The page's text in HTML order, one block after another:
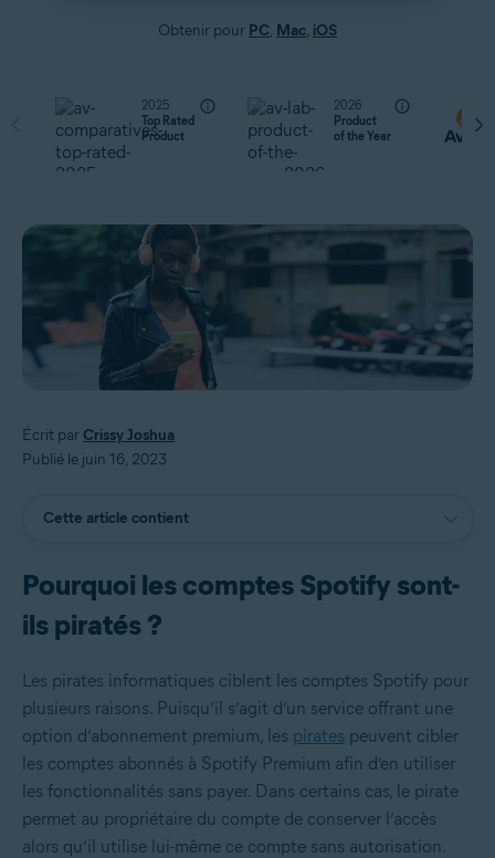
Obtenir pour PC, Mac, iOS
2025
Top Rated
Product
2026
Product
of the Year
Écrit par Crissy Joshua
Publié le juin 16, 2023
Cette article contient
Pourquoi les comptes Spotify sont-
ils piratés ?
Les pirates informatiques ciblent les comptes Spotify pour
plusieurs raisons. Puisqu’il s’agit d’un service offrant une
option d’abonnement premium, les pirates peuvent cibler
les comptes abonnés à Spotify Premium afin d’en utiliser
les fonctionnalités sans payer. Dans certains cas, le pirate
permet au propriétaire du compte de conserver l’accès
alors qu’il utilise lui-même ce compte sans autorisation.